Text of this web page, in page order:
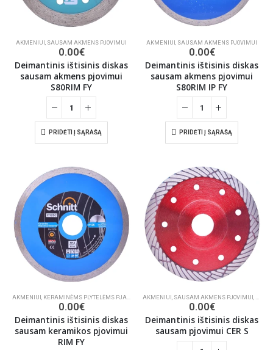
AKMENIUI SAUSAM AKMENS PJOVIMUI
0.00€
Deimantinis ištisinis diskas
sausam akmens pjovimui
S80RIM FY
PRIDĖTI Į SĄRAŠĄ
AKMENIUI SAUSAM AKMENS PJOVIMUI
0.00€
Deimantinis ištisinis diskas
sausam akmens pjovimui
S80RIM IP FY
PRIDĖTI Į SĄRAŠĄ
AKMENIUI KERAMINĖMS PLYTELĖMS PJAUTI STATYBOMS
0.00€
Deimantinis ištisinis diskas
sausam keramikos pjovimui
RIM FY
AKMENIUI SAUSAM AKMENS PJOVIMUI
0.00€
Deimantinis ištisinis diskas
sausam pjovimui CER S